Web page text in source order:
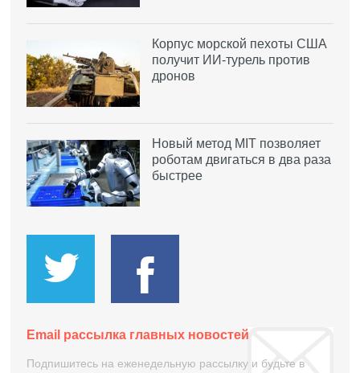
Корпус морской пехоты США
получит ИИ-турель против
дронов
Новый метод MIT позволяет
роботам двигаться в два раза
быстрее
Email рассылка главных новостей
Подпишитесь на еженедельную рассылку и будьте в